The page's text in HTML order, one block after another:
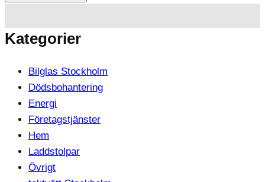
Kategorier
Bilglas Stockholm
Dödsbohantering
Energi
Företagstjänster
Hem
Laddstolpar
Övrigt